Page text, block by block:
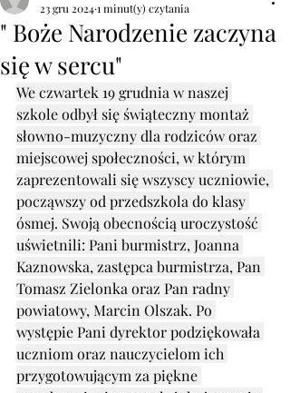
" Boże Narodzenie zaczyna
się w sercu"
23 gru 20241 minut(y) czytania
We czwartek 19 grudnia w naszej
szkole odbył się świąteczny montaż
słowno-muzyczny dla rodziców oraz
miejscowej społeczności, w którym
zaprezentowali się wszyscy uczniowie,
począwszy od przedszkola do klasy
ósmej. Swoją obecnością uroczystość
uświetnili: Pani burmistrz, Joanna
Kaznowska, zastępca burmistrza, Pan
Tomasz Zielonka oraz Pan radny
powiatowy, Marcin Olszak. Po
występie Pani dyrektor podziękowała
uczniom oraz nauczycielom ich
przygotowującym za piękne